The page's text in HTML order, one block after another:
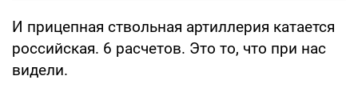
И прицепная ствольная артиллерия катается
российская. 6 расчетов. Это то, что при нас
видели.